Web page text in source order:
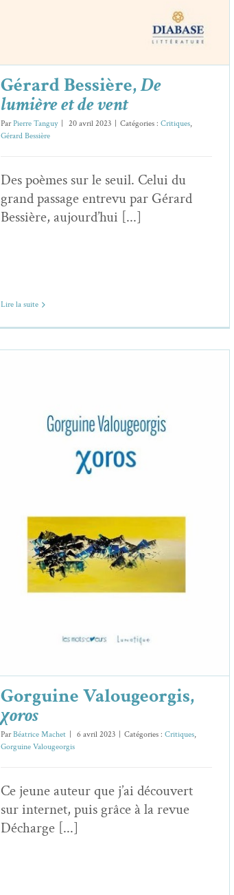
Gérard Bessière,De
lumière et de vent
ParPierre Tanguy | 20 avril 2023 | Catégories : Critiques,
Gérard Bessière
Des poèmes sur le seuil. Celui du
grand passage entrevu par Gérard
Bessière, aujourd’hui [...]
Lire la suite
Gorguine Valougeorgis,χoros
Critiques Gorguine Valougeorgis
Gorguine Valougeorgis,
χoros
ParBéatrice Machet | 6 avril 2023 | Catégories : Critiques,
Gorguine Valougeorgis
Ce jeune auteur que j’ai découvert
sur internet, puis grâce à la revue
Décharge [...]